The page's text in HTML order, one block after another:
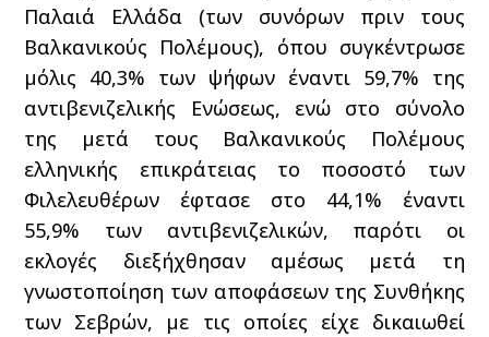
Παλαιά Ελλάδα (των συνόρων πριν τους
Βαλκανικούς Πολέμους), όπου συγκέντρωσε
μόλις 40,3% των ψήφων έναντι 59,7% της
αντιβενιζελικής Ενώσεως, ενώ στο σύνολο
της μετά τους Βαλκανικούς Πολέμους
ελληνικής επικράτειας το ποσοστό των
Φιλελευθέρων έφτασε στο 44,1% έναντι
55,9% των αντιβενιζελικών, παρότι οι
εκλογές διεξήχθησαν αμέσως μετά τη
γνωστοποίηση των αποφάσεων της Συνθήκης
των Σεβρών, με τις οποίες είχε δικαιωθεί